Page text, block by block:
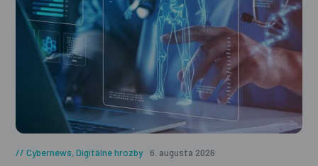
Cybernews,Digitálne hrozby 6. augusta 2026